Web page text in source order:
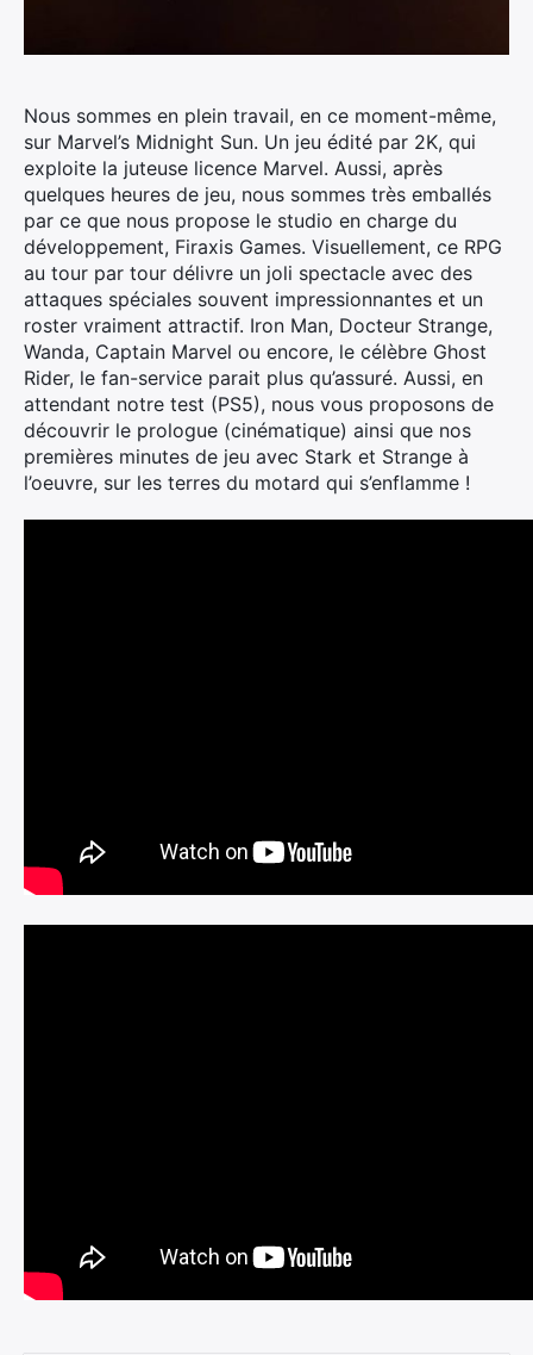
Nous sommes en plein travail, en ce moment-même,
sur Marvel’s Midnight Sun. Un jeu édité par 2K, qui
exploite la juteuse licence Marvel. Aussi, après
quelques heures de jeu, nous sommes très emballés
par ce que nous propose le studio en charge du
développement, Firaxis Games. Visuellement, ce RPG
au tour par tour délivre un joli spectacle avec des
attaques spéciales souvent impressionnantes et un
roster vraiment attractif. Iron Man, Docteur Strange,
Wanda, Captain Marvel ou encore, le célèbre Ghost
Rider, le fan-service parait plus qu’assuré. Aussi, en
attendant notre test (PS5), nous vous proposons de
découvrir le prologue (cinématique) ainsi que nos
premières minutes de jeu avec Stark et Strange à
l’oeuvre, sur les terres du motard qui s’enflamme !